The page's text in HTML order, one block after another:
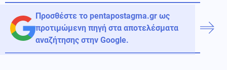
Προσθέστε το pentapostagma.gr ως
προτιμώμενη πηγή στα αποτελέσματα
αναζήτησης στην Google.